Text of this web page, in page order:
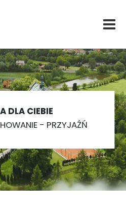
Start
O nas
DLA CIEBIE
- PRZYJAŹŃ